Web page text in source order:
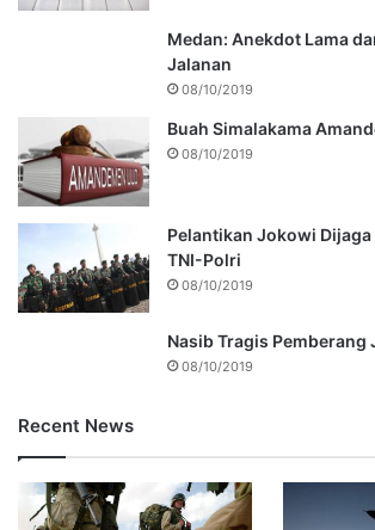
Medan: Anekdot Lama
Jalanan
08/10/2019
Buah Simalakama
08/10/2019
Pelantikan Jokowi Dijaga
TNI-Polri
08/10/2019
Nasib Tragis Pemberang
08/10/2019
Recent News